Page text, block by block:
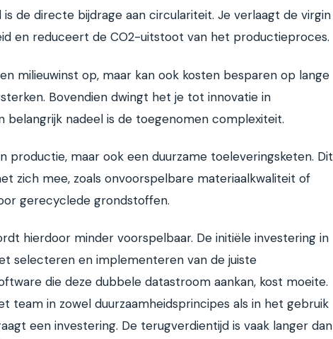
de directe bijdrage aan circulariteit. Je verlaagt de virgin
en reduceert de CO2-uitstoot van het productieproces.
milieuwinst op, maar kan ook kosten besparen op lange
Bovendien dwingt het je tot innovatie in
belangrijk nadeel is de toegenomen complexiteit.
productie, maar ook een duurzame toeleveringsketen. Dit
zich mee, zoals onvoorspelbare materiaalkwaliteit of
gerecyclede grondstoffen.
hierdoor minder voorspelbaar. De initiële investering in
selecteren en implementeren van de juiste
die deze dubbele datastroom aankan, kost moeite.
team in zowel duurzaamheidsprincipes als in het gebruik
een investering. De terugverdientijd is vaak langer dan